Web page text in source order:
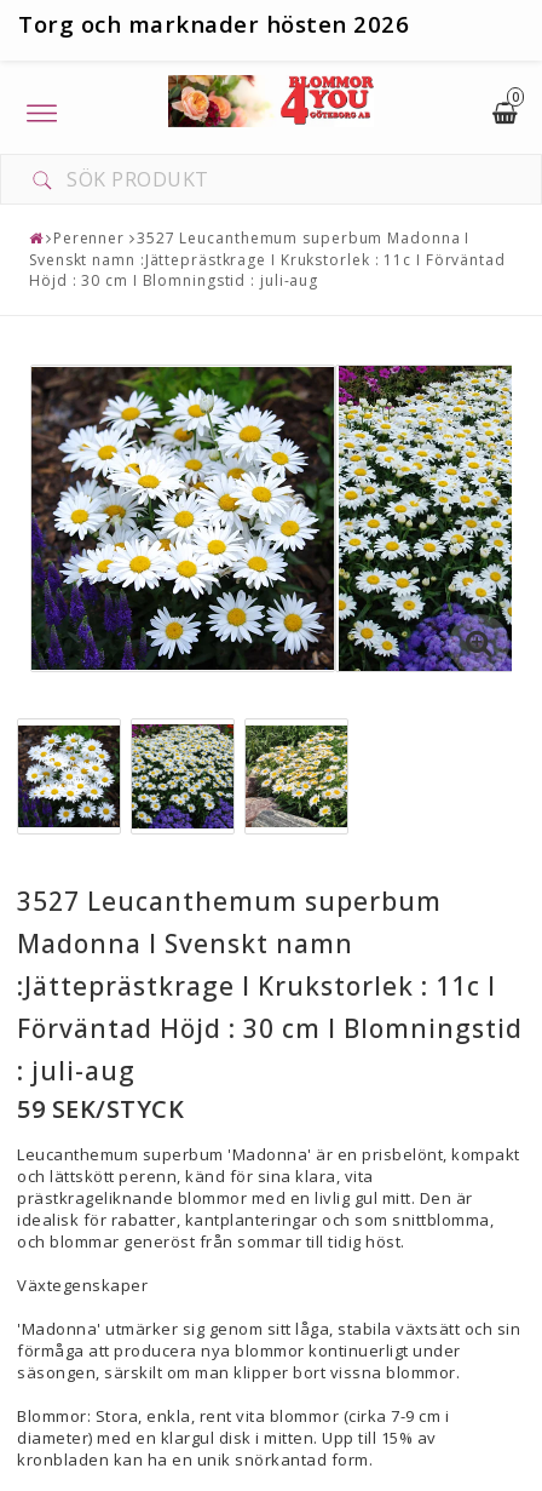
Torg och marknader hösten 2026
0
Toggle
navigation
Perenner
3527 Leucanthemum superbum Madonna I
Svenskt namn :Jätteprästkrage I Krukstorlek : 11c I Förväntad
Höjd : 30 cm I Blomningstid : juli-aug
3527 Leucanthemum superbum
Madonna I Svenskt namn
:Jätteprästkrage I Krukstorlek : 11c I
Förväntad Höjd : 30 cm I Blomningstid
: juli-aug
59 SEK/STYCK
Leucanthemum superbum 'Madonna' är en prisbelönt, kompakt
och lättskött perenn, känd för sina klara, vita
prästkrageliknande blommor med en livlig gul mitt. Den är
idealisk för rabatter, kantplanteringar och som snittblomma,
och blommar generöst från sommar till tidig höst.
Växtegenskaper
'Madonna' utmärker sig genom sitt låga, stabila växtsätt och sin
förmåga att producera nya blommor kontinuerligt under
säsongen, särskilt om man klipper bort vissna blommor.
Blommor: Stora, enkla, rent vita blommor (cirka 7-9 cm i
diameter) med en klargul disk i mitten. Upp till 15% av
kronbladen kan ha en unik snörkantad form.